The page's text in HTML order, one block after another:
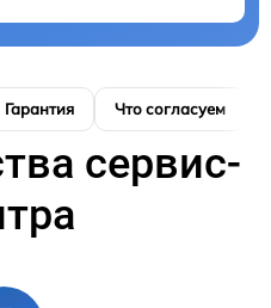
Гарантия Что согласуем
сервис-